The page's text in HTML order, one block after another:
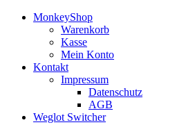
Zum
MonkeyShop
Warenkorb
Kasse
Mein Konto
Kontakt
Impressum
Datenschutz
AGB
Weglot Switcher